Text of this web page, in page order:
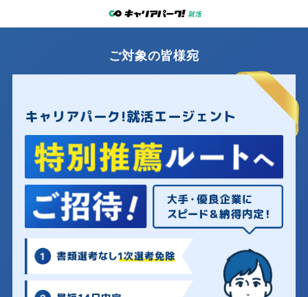
ご対象の皆様宛
キャリアパーク!就活エージェント